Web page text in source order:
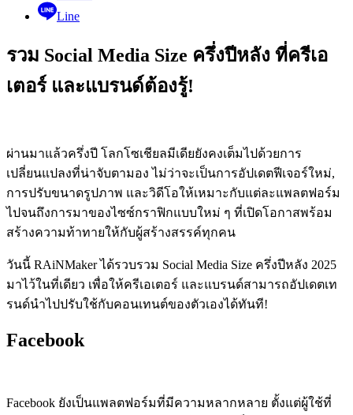
Line
รวม Social Media Size ครึ่งปีหลัง ที่ครีเอ
เตอร์ และแบรนด์ต้องรู้!
ผ่านมาแล้วครึ่งปี โลกโซเชียลมีเดียยังคงเต็มไปด้วยการ
เปลี่ยนแปลงที่น่าจับตามอง ไม่ว่าจะเป็นการอัปเดตฟีเจอร์ใหม่,
การปรับขนาดรูปภาพ และวิดีโอให้เหมาะกับแต่ละแพลตฟอร์ม
ไปจนถึงการมาของไซซ์กราฟิกแบบใหม่ ๆ ที่เปิดโอกาสพร้อม
สร้างความท้าทายให้กับผู้สร้างสรรค์ทุกคน
วันนี้ RAiNMaker ได้รวบรวม Social Media Size ครึ่งปีหลัง 2025
มาไว้ในที่เดียว เพื่อให้ครีเอเตอร์ และแบรนด์สามารถอัปเดตเท
รนด์นำไปปรับใช้กับคอนเทนต์ของตัวเองได้ทันที!
Facebook
Facebook ยังเป็นแพลตฟอร์มที่มีความหลากหลาย ตั้งแต่ผู้ใช้ที่